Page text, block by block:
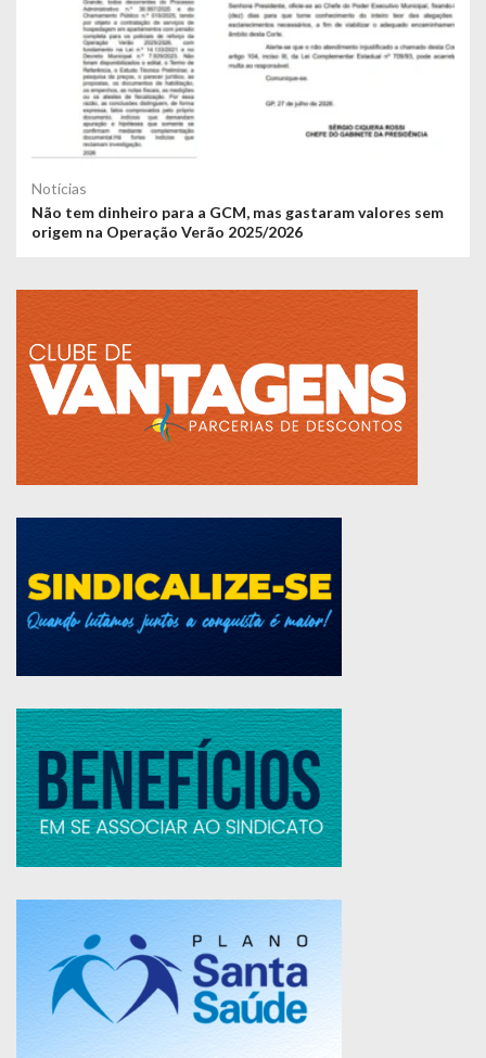
Notícias
Não tem dinheiro para a GCM, mas gastaram valores sem
origem na Operação Verão 2025/2026